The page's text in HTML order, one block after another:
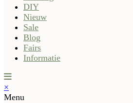
DIY
Nieuw
Sale
Blog
Fairs
Informatie
×
Menu